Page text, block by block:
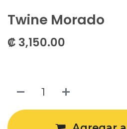
Twine Morado
₡ 3,150.00